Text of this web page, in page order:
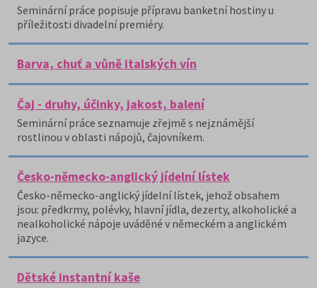
Seminární práce popisuje přípravu banketní hostiny u
příležitosti divadelní premiéry.
Barva, chuť a vůně italských vín
Čaj - druhy, účinky, jakost, balení
Seminární práce seznamuje zřejmě s nejznámější
rostlinou v oblasti nápojů, čajovníkem.
Česko-německo-anglický jídelní lístek
Česko-německo-anglický jídelní lístek, jehož obsahem
jsou: předkrmy, polévky, hlavní jídla, dezerty, alkoholické a
nealkoholické nápoje uváděné v německém a anglickém
jazyce.
Dětské instantní kaše